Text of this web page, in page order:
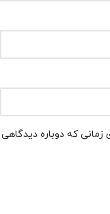
زمانی که دوباره دیدگاهی